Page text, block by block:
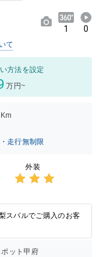
1 0
て
方法を設定
万円~
走行無制限
外装
3点の
評価
スバルでご購入のお客
ット甲府